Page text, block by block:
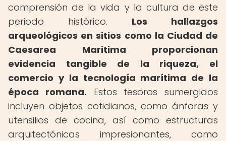
comprensión de la vida y la cultura de este
periodo histórico. Los hallazgos
arqueológicos en sitios como la Ciudad de
Caesarea Maritima proporcionan
evidencia tangible de la riqueza, el
comercio y la tecnología marítima de la
época romana. Estos tesoros sumergidos
incluyen objetos cotidianos, como ánforas y
utensilios de cocina, así como estructuras
arquitectónicas impresionantes, como